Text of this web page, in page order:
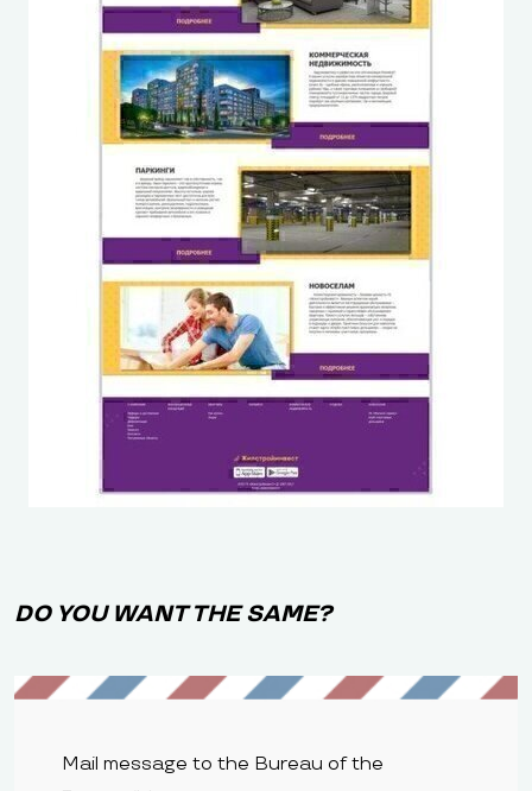
DO YOU WANT THE SAME?
Mail message to the Bureau of the